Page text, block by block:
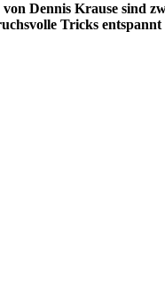
von Dennis Krause sind
Tricks